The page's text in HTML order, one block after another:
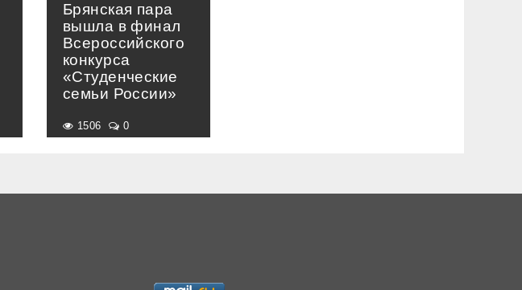
Брянская пара
вышла в финал
Всероссийского
конкурса
«Студенческие
семьи России»
1506 0